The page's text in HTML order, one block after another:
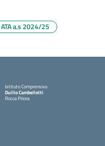
a.s 2024/25
Istituto Comprensivo
Duilio Cambellotti
Rocca Priora